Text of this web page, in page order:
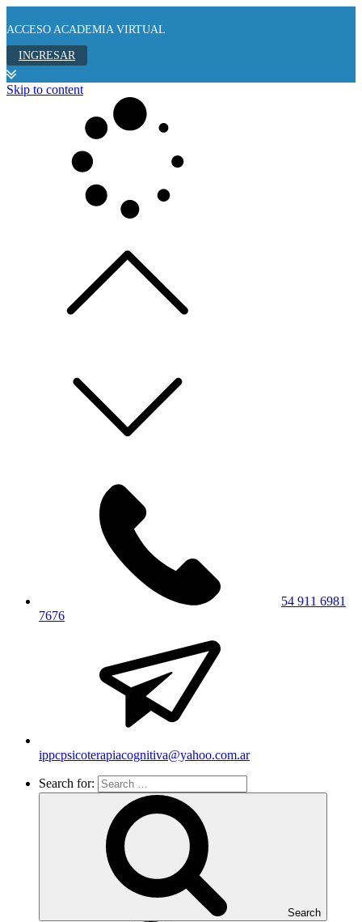
ACCESO ACADEMIA VIRTUAL
INGRESAR
Skip to content
54 911 6981
7676
ippcpsicoterapiacognitiva@yahoo.com.ar
Search for:
Search